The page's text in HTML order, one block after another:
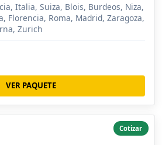
Italia, Suiza, Blois, Burdeos, Niza,
Florencia, Roma, Madrid, Zaragoza,
Zurich
VER PAQUETE
Cotizar